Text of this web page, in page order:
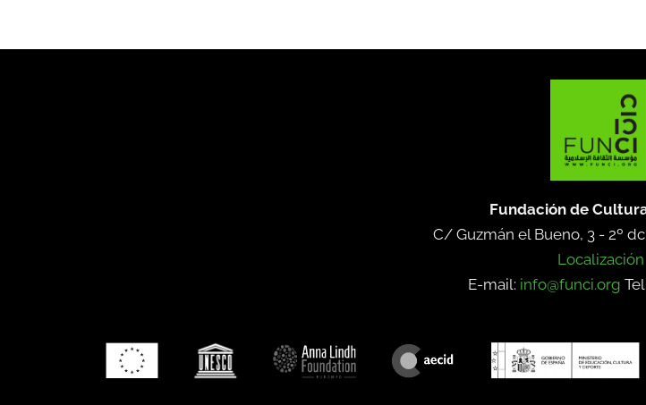
Fundación de
C/ Guzmán el Bueno, 3 - 2º
Localización
E-mail: info@funci.org